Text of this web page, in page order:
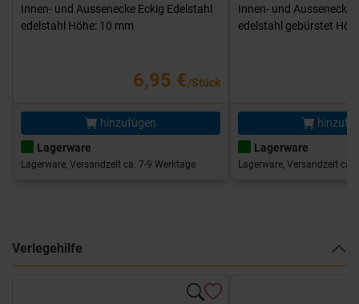
Innen- und Aussenecke Eckig Edelstahl
edelstahl Höhe: 10 mm
6,95 €/Stück
hinzufügen
Lagerware
Lagerware, Versandzeit ca. 7-9 Werktage
Innen- und Aussenecke
edelstahl gebürstet
Lagerware
Lagerware, Versandzeit ca.
Verlegehilfe